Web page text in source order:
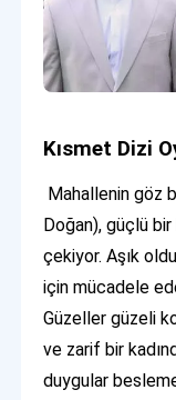
Kısmet Dizi
Mahallenin göz
Doğan), güçlü
çekiyor. Aşık
için mücadele
Güzeller güzeli
ve zarif bir
duygular